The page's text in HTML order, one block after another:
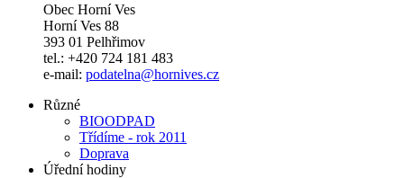
Obec Horní Ves
Horní Ves 88
393 01 Pelhřimov
tel.: +420 724 181 483
e-mail: podatelna@hornives.cz
Různé
BIOODPAD
Třídíme - rok 2011
Doprava
Úřední hodiny